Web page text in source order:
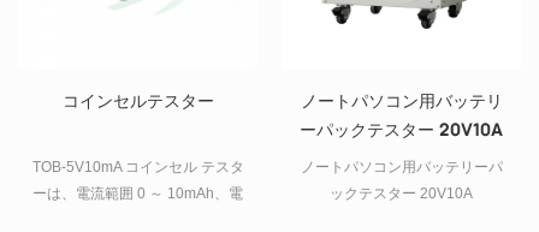
コインセルテスター
TOB-5V10mA コインセル テスタ
ーは、電流範囲 0 ～ 10mAh、電
ノートパソコン用バッテリ
ーパックテスター 20V10A
ノートパソコン用バッテリーパ
ックテスター 20V10A